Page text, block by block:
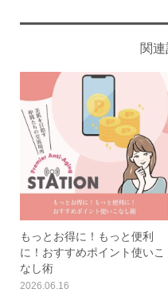
関
もっとお得に！もっと便利
に！おすすめポイント使いこ
なし術
2026.06.16